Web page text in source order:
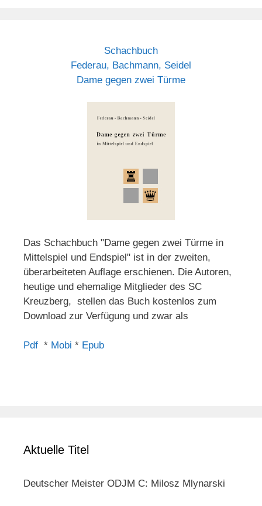
Schachbuch
Federau, Bachmann, Seidel
Dame gegen zwei Türme
Das Schachbuch "Dame gegen zwei Türme in
Mittelspiel und Endspiel" ist in der zweiten,
überarbeiteten Auflage erschienen. Die Autoren,
heutige und ehemalige Mitglieder des SC
Kreuzberg, stellen das Buch kostenlos zum
Download zur Verfügung und zwar als
Pdf * Mobi * Epub
Aktuelle Titel
Deutscher Meister ODJM C: Milosz Mlynarski